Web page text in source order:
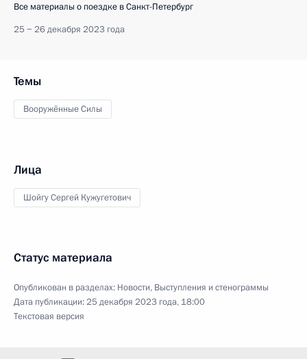
Все материалы о поездке в Санкт-Петербург
25 − 26 декабря 2023 года
Темы
Вооружённые Силы
Лица
Шойгу Сергей Кужугетович
Статус материала
Опубликован в разделах: Новости, Выступления и стенограммы
Дата публикации:25 декабря 2023 года, 18:00
Текстовая версия